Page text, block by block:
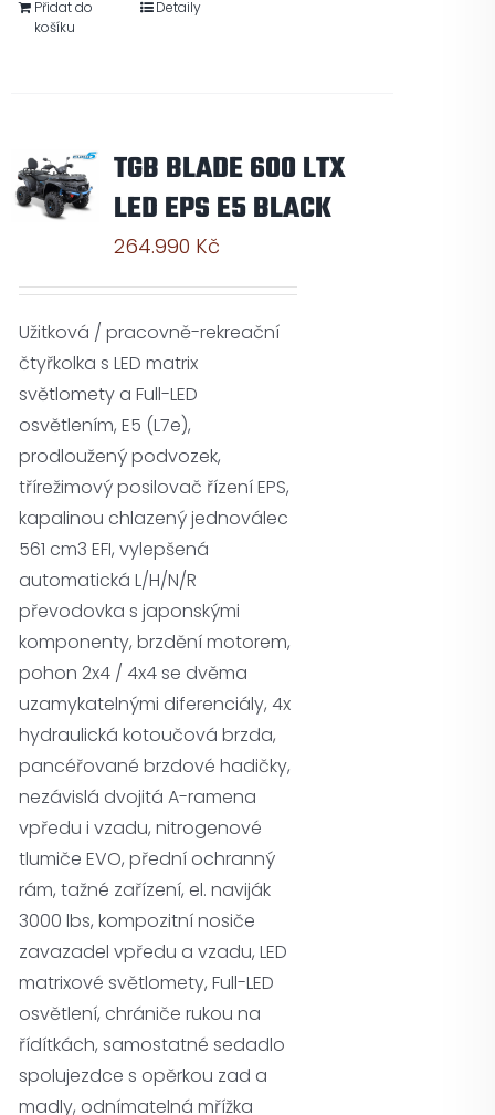
Přidat do
košíku
Detaily
TGB BLADE 600 LTX
LED EPS E5 BLACK
264.990 Kč
Užitková / pracovně-rekreační
čtyřkolka s LED matrix
světlomety a Full-LED
osvětlením, E5 (L7e),
prodloužený podvozek,
třírežimový posilovač řízení EPS,
kapalinou chlazený jednoválec
561 cm3 EFI, vylepšená
automatická L/H/N/R
převodovka s japonskými
komponenty, brzdění motorem,
pohon 2x4 / 4x4 se dvěma
uzamykatelnými diferenciály, 4x
hydraulická kotoučová brzda,
pancéřované brzdové hadičky,
nezávislá dvojitá A-ramena
vpředu i vzadu, nitrogenové
tlumiče EVO, přední ochranný
rám, tažné zařízení, el. naviják
3000 lbs, kompozitní nosiče
zavazadel vpředu a vzadu, LED
matrixové světlomety, Full-LED
osvětlení, chrániče rukou na
řídítkách, samostatné sedadlo
spolujezdce s opěrkou zad a
madly, odnímatelná mřížka